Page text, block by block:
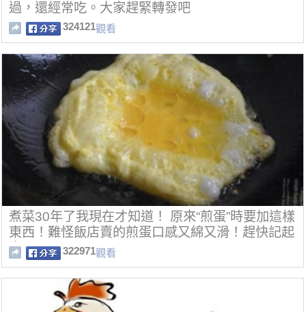
過，還經常吃。大家趕緊轉發吧
324121觀看
煮菜30年了我現在才知道！ 原來“煎蛋”時要加這樣
東西！難怪飯店賣的煎蛋口感又綿又滑！趕快記起
來！！
322971觀看